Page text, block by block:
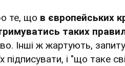
те, що в європейських
таких
Інші ж жартують,
підписувати, і "що таке